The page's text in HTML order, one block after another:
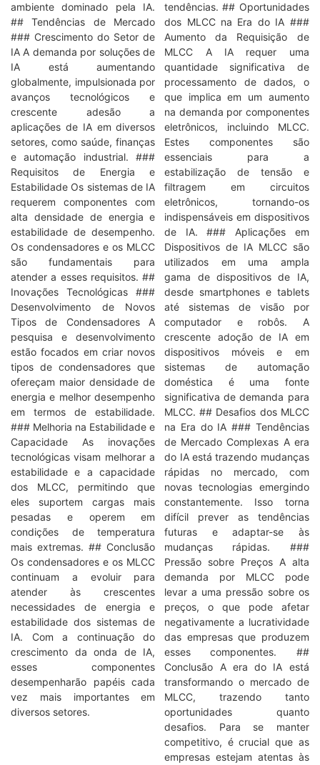
ambiente dominado pela IA.
## Tendências de Mercado
### Crescimento do Setor de
IA A demanda por soluções de
IA está aumentando
globalmente, impulsionada por
avanços tecnológicos e
crescente adesão a
aplicações de IA em diversos
setores, como saúde, finanças
e automação industrial. ###
Requisitos de Energia e
Estabilidade Os sistemas de IA
requerem componentes com
alta densidade de energia e
estabilidade de desempenho.
Os condensadores e os MLCC
são fundamentais para
atender a esses requisitos. ##
Inovações Tecnológicas ###
Desenvolvimento de Novos
Tipos de Condensadores A
pesquisa e desenvolvimento
estão focados em criar novos
tipos de condensadores que
ofereçam maior densidade de
energia e melhor desempenho
em termos de estabilidade.
### Melhoria na Estabilidade e
Capacidade As inovações
tecnológicas visam melhorar a
estabilidade e a capacidade
dos MLCC, permitindo que
eles suportem cargas mais
pesadas e operem em
condições de temperatura
mais extremas. ## Conclusão
Os condensadores e os MLCC
continuam a evoluir para
atender às crescentes
necessidades de energia e
estabilidade dos sistemas de
IA. Com a continuação do
crescimento da onda de IA,
esses componentes
desempenharão papéis cada
vez mais importantes em
diversos setores.
tendências. ## Oportunidades
dos MLCC na Era do IA ###
Aumento da Requisição de
MLCC A IA requer uma
quantidade significativa de
processamento de dados, o
que implica em um aumento
na demanda por componentes
eletrônicos, incluindo MLCC.
Estes componentes são
essenciais para a
estabilização de tensão e
filtragem em circuitos
eletrônicos, tornando-os
indispensáveis em dispositivos
de IA. ### Aplicações em
Dispositivos de IA MLCC são
utilizados em uma ampla
gama de dispositivos de IA,
desde smartphones e tablets
até sistemas de visão por
computador e robôs. A
crescente adoção de IA em
dispositivos móveis e em
sistemas de automação
doméstica é uma fonte
significativa de demanda para
MLCC. ## Desafios dos MLCC
na Era do IA ### Tendências
de Mercado Complexas A era
do IA está trazendo mudanças
rápidas no mercado, com
novas tecnologias emergindo
constantemente. Isso torna
difícil prever as tendências
futuras e adaptar-se às
mudanças rápidas. ###
Pressão sobre Preços A alta
demanda por MLCC pode
levar a uma pressão sobre os
preços, o que pode afetar
negativamente a lucratividade
das empresas que produzem
esses componentes. ##
Conclusão A era do IA está
transformando o mercado de
MLCC, trazendo tanto
oportunidades quanto
desafios. Para se manter
competitivo, é crucial que as
empresas estejam atentas às